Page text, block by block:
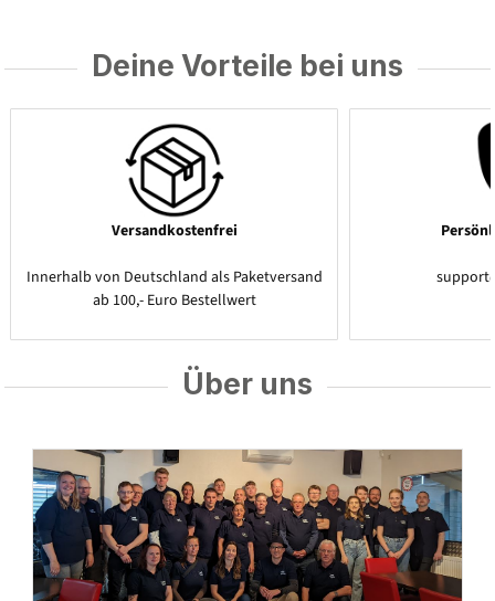
Deine Vorteile bei uns
Versandkostenfrei
Innerhalb von Deutschland als Paketversand
ab 100,- Euro Bestellwert
Über uns